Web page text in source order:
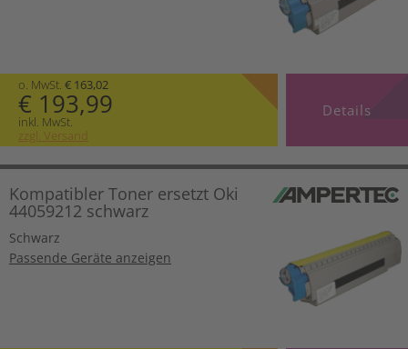
o. MwSt. € 163,02
€ 193,99
inkl. MwSt.
zzgl. Versand
Details
Kompatibler Toner ersetzt Oki
44059212 schwarz
Schwarz
Passende Geräte anzeigen